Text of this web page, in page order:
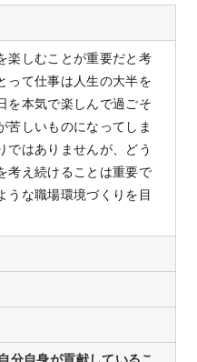
楽しむことが重要だと考
って仕事は人生の大半を
を本気で楽しんで過ごそ
苦しいものになってしま
ではありませんが、どう
考え続けることは重要で
うな職場環境づくりを目